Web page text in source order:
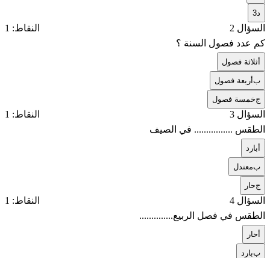
3
السؤال 2
النقاط: 1
كم عدد فصول السنة ؟
ثلاثة فصول
بأربعة فصول
جخمسة فصول
السؤال 3
النقاط: 1
الطقس ................ في الصيف
بارد
بمعتدل
جحار
السؤال 4
النقاط: 1
الطقس في فصل الربيع..............
حار
ببارد